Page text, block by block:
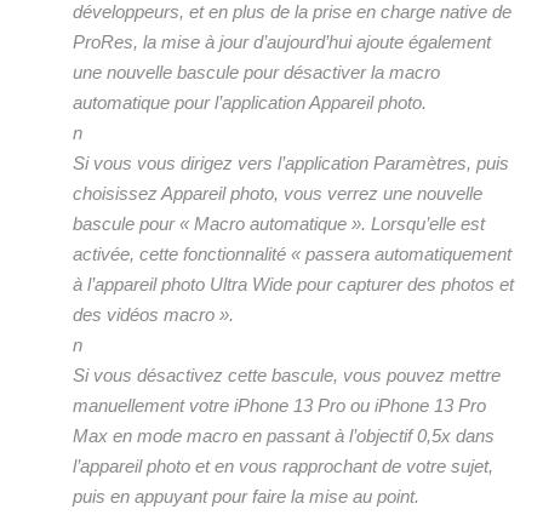
développeurs, et en plus de la prise en charge native de
ProRes, la mise à jour d’aujourd’hui ajoute également
une nouvelle bascule pour désactiver la macro
automatique pour l’application Appareil photo.
n
Si vous vous dirigez vers l’application Paramètres, puis
choisissez Appareil photo, vous verrez une nouvelle
bascule pour « Macro automatique ». Lorsqu’elle est
activée, cette fonctionnalité « passera automatiquement
à l’appareil photo Ultra Wide pour capturer des photos et
des vidéos macro ».
n
Si vous désactivez cette bascule, vous pouvez mettre
manuellement votre iPhone 13 Pro ou iPhone 13 Pro
Max en mode macro en passant à l’objectif 0,5x dans
l’appareil photo et en vous rapprochant de votre sujet,
puis en appuyant pour faire la mise au point.